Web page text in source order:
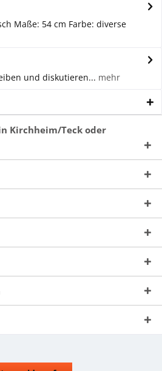
Maße: 54 cm Farbe: diverse
und diskutieren... mehr
Kirchheim/Teck oder